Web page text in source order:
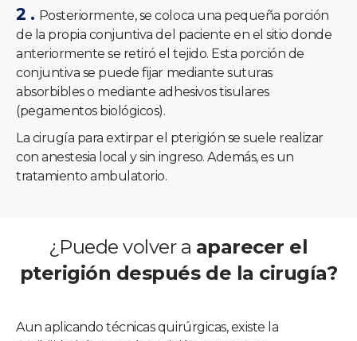
Posteriormente, se coloca una pequeña porción
de la propia conjuntiva del paciente en el sitio donde
anteriormente se retiró el tejido. Esta porción de
conjuntiva se puede fijar mediante suturas
absorbibles o mediante adhesivos tisulares
(pegamentos biológicos).
La cirugía para extirpar el pterigión se suele realizar
con anestesia local y sin ingreso. Además, es un
tratamiento ambulatorio.
¿Puede volver a aparecer el
pterigión después de la cirugía?
Aun aplicando técnicas quirúrgicas, existe la